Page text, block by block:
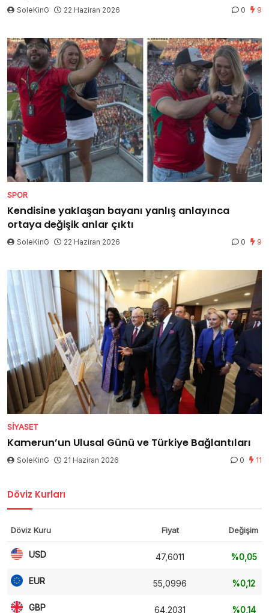
SoleKinG 22 Haziran 2026 0 9
SPOR
Kendisine yaklaşan bayanı yanlış anlayınca
ortaya değişik anlar çıktı
SoleKinG 22 Haziran 2026 0 9
SIYASET
Kamerun’un Ulusal Günü ve Türkiye Bağlantıları
SoleKinG 21 Haziran 2026 0 11
Döviz Kurları
Döviz Kuru Fiyat Değişim
USD 47,6011 %0,05
EUR 55,0996 %0,12
GBP 64,2031 %0,14